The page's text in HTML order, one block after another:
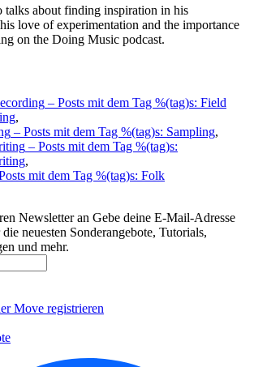
talks about finding inspiration in his
love of experimentation and the importance
on the Doing Music podcast.
– Posts mit dem Tag %(tag)s: Field
,
– Posts mit dem Tag %(tag)s: Sampling,
– Posts mit dem Tag %(tag)s:
,
mit dem Tag %(tag)s: Folk
Newsletter an Gebe deine E-Mail-Adresse
neuesten Sonderangebote, Tutorials,
und mehr.
Move registrieren